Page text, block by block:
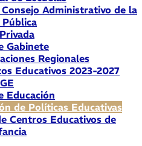
Administrativo de la
Pública
Gabinete
Regionales
Educativos 2023-2027
Educación
de Políticas Educativas
Centros Educativos de